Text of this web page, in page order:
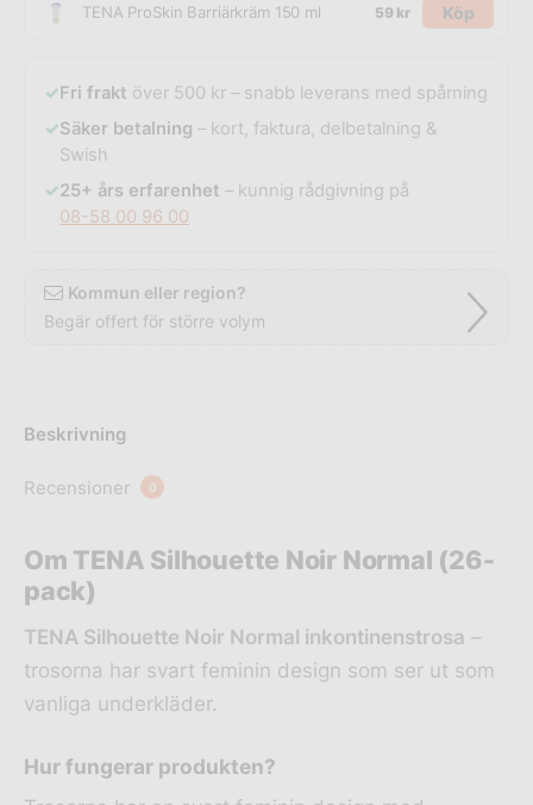
TENA ProSkin Barriärkräm 150 ml 59 kr Köp
✓Fri frakt över 500 kr – snabb leverans med spårning
✓Säker betalning – kort, faktura, delbetalning &
Swish
✓25+ års erfarenhet – kunnig rådgivning på
08-58 00 96 00
Kommun eller region?
Begär offert för större volym
Beskrivning
Recensioner 0
Om TENA Silhouette Noir Normal (26-
pack)
TENA Silhouette Noir Normal inkontinenstrosa –
trosorna har svart feminin design som ser ut som
vanliga underkläder.
Hur fungerar produkten?